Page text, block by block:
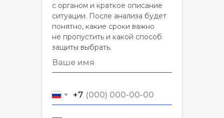
с органом и краткое описание
ситуации. После анализа будет
понятно, какие сроки важно
не пропустить и какой способ
защиты выбрать.
+7